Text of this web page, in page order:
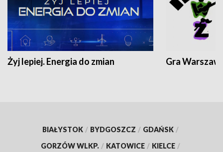
Żyj lepiej. Energia do zmian Gra
BIAŁYSTOK / BYDGOSZCZ / GDAŃSK /
GORZÓW WLKP. / KATOWICE / KIELCE /